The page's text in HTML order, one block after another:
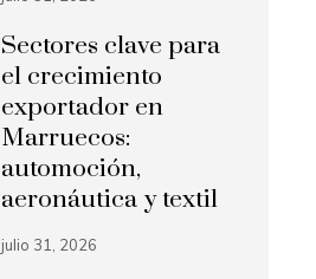
Sectores clave para
el crecimiento
exportador en
Marruecos:
automoción,
aeronáutica y textil
julio 31, 2026